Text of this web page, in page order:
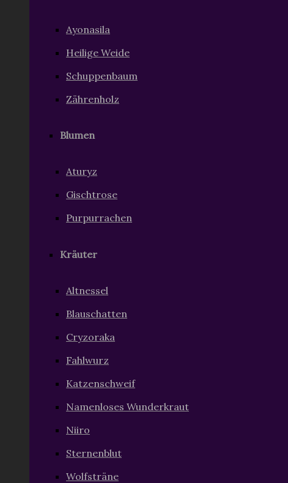
Ayonasila
Heilige Weide
Schuppenbaum
Zährenholz
Blumen
Aturyz
Gischtrose
Purpurrachen
Kräuter
Altnessel
Blauschatten
Cryzoraka
Fahlwurz
Katzenschweif
Namenloses Wunderkraut
Niiro
Sternenblut
Wolfsträne